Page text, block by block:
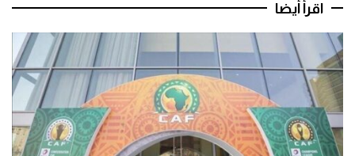
اقرأ أيضا